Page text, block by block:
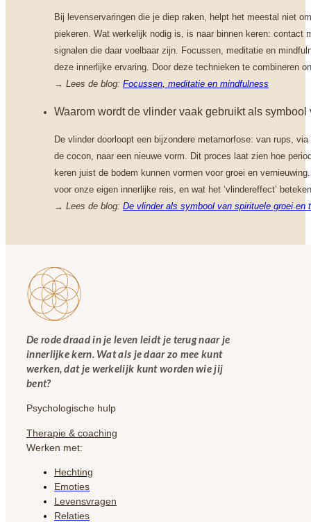
Bij levenservaringen die je diep raken, helpt het meestal niet
piekeren. Wat werkelijk nodig is, is naar binnen keren: contact
signalen die daar voelbaar zijn. Focussen, meditatie en
deze innerlijke ervaring. Door deze technieken te combineren
→ Lees de blog: Focussen, meditatie en mindfulness
Waarom wordt de vlinder vaak gebruikt als symbool
De vlinder doorloopt een bijzondere metamorfose: van rups,
de cocon, naar een nieuwe vorm. Dit proces laat zien hoe
keren juist de bodem kunnen vormen voor groei en
voor onze eigen innerlijke reis, en wat het ‘vlindereffect’
→ Lees de blog: De vlinder als symbool van spirituele groei en
De rode draad in je leven leidt je terug naar je
innerlijke kern. Wat als je daar zo mee kunt
werken, dat je werkelijk kunt worden wie jij
bent?
Psychologische hulp
Therapie & coaching
Werken met:
Hechting
Emoties
Levensvragen
Relaties